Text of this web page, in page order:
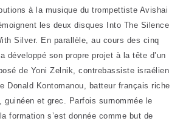
à la musique du trompettiste Avishai
les deux disques Into The Silence
Silver. En parallèle, au cours des cinq
développé son propre projet à la tête d’un
de Yoni Zelnik, contrebassiste israélien
Donald Kontomanou, batteur français riche
guinéen et grec. Parfois surnommée le
formation s’est donnée comme but de